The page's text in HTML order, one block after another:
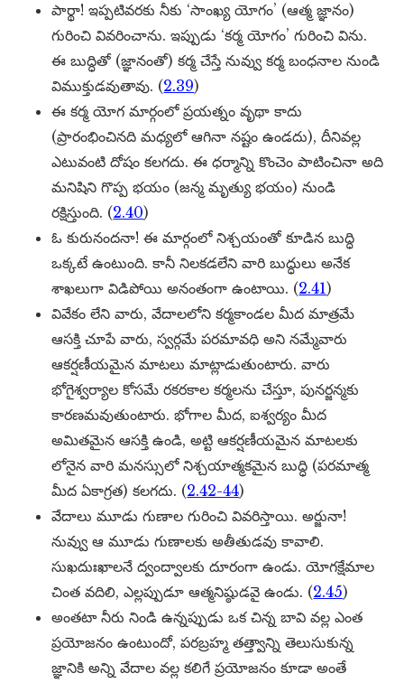
పార్థా! ఇప్పటివరకు నీకు ‘సాంఖ్య యోగం’ (ఆత్మ జ్ఞానం)
గురించి వివరించాను. ఇప్పుడు ‘కర్మ యోగం’ గురించి విను.
ఈ బుద్ధితో (జ్ఞానంతో) కర్మ చేస్తే నువ్వు కర్మ బంధనాల నుండి
విముక్తుడవుతావు. (2.39)
ఈ కర్మ యోగ మార్గంలో ప్రయత్నం వృథా కాదు
(ప్రారంభించినది మధ్యలో ఆగినా నష్టం ఉండదు), దీనివల్ల
ఎటువంటి దోషం కలగదు. ఈ ధర్మాన్ని కొంచెం పాటించినా అది
మనిషిని గొప్ప భయం (జన్మ మృత్యు భయం) నుండి
రక్షిస్తుంది. (2.40)
ఓ కురునందనా! ఈ మార్గంలో నిశ్చయంతో కూడిన బుద్ధి
ఒక్కటే ఉంటుంది. కానీ నిలకడలేని వారి బుద్ధులు అనేక
శాఖలుగా విడిపోయి అనంతంగా ఉంటాయి. (2.41)
వివేకం లేని వారు, వేదాలలోని కర్మకాండల మీద మాత్రమే
ఆసక్తి చూపే వారు, స్వర్గమే పరమావధి అని నమ్మేవారు
ఆకర్షణీయమైన మాటలు మాట్లాడుతుంటారు. వారు
భోగైశ్వర్యాల కోసమే రకరకాల కర్మలను చేస్తూ, పునర్జన్మకు
కారణమవుతుంటారు. భోగాల మీద, ఐశ్వర్యం మీద
అమితమైన ఆసక్తి ఉండి, అట్టి ఆకర్షణీయమైన మాటలకు
లోనైన వారి మనస్సులో నిశ్చయాత్మకమైన బుద్ధి (పరమాత్మ
మీద ఏకాగ్రత) కలగదు. (2.42-44)
వేదాలు మూడు గుణాల గురించి వివరిస్తాయి. అర్జునా!
నువ్వు ఆ మూడు గుణాలకు అతీతుడవు కావాలి.
సుఖదుఃఖాలనే ద్వంద్వాలకు దూరంగా ఉండు. యోగక్షేమాల
చింత వదిలి, ఎల్లప్పుడూ ఆత్మనిష్ఠుడవై ఉండు. (2.45)
అంతటా నీరు నిండి ఉన్నప్పుడు ఒక చిన్న బావి వల్ల ఎంత
ప్రయోజనం ఉంటుందో, పరబ్రహ్మ తత్త్వాన్ని తెలుసుకున్న
జ్ఞానికి అన్ని వేదాల వల్ల కలిగే ప్రయోజనం కూడా అంతే